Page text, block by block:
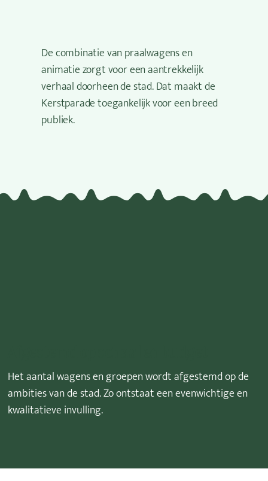
Het aantal wagens en groepen wordt afgestemd op de
ambities van de stad. Zo ontstaat een evenwichtige en
kwalitatieve invulling.
De combinatie van praalwagens en
animatie zorgt voor een aantrekkelijk
verhaal doorheen de stad. Dat maakt de
Kerstparade toegankelijk voor een breed
publiek.